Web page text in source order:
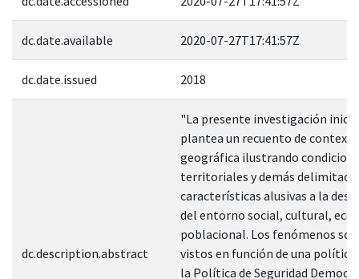
dc.date.available 2020-07-27T17:41:57Z
dc.date.issued 2018
dc.description.abstract
"La presente investigación
plantea un recuento de
geográfica ilustrando
territoriales y demás
características alusivas a la
del entorno social, cultural,
poblacional. Los fenómenos
vistos en función de una
la Política de Seguridad